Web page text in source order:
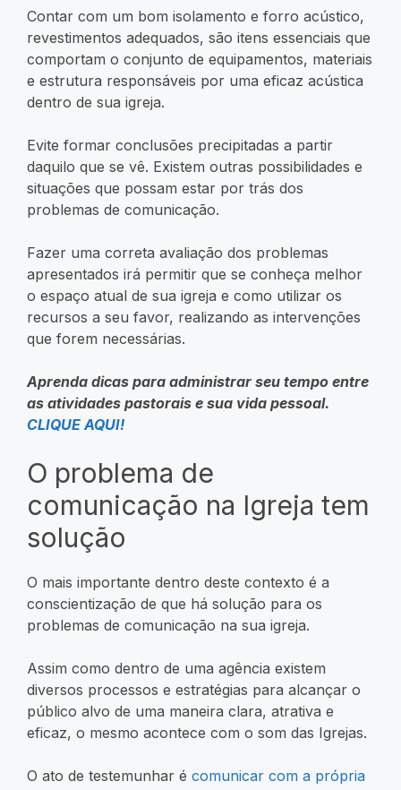
Contar com um bom isolamento e forro acústico,
revestimentos adequados, são itens essenciais que
comportam o conjunto de equipamentos, materiais
e estrutura responsáveis por uma eficaz acústica
dentro de sua igreja.
Evite formar conclusões precipitadas a partir
daquilo que se vê. Existem outras possibilidades e
situações que possam estar por trás dos
problemas de comunicação.
Fazer uma correta avaliação dos problemas
apresentados irá permitir que se conheça melhor
o espaço atual de sua igreja e como utilizar os
recursos a seu favor, realizando as intervenções
que forem necessárias.
Aprenda dicas para administrar seu tempo entre
as atividades pastorais e sua vida pessoal.
CLIQUE AQUI!
O problema de
comunicação na Igreja tem
solução
O mais importante dentro deste contexto é a
conscientização de que há solução para os
problemas de comunicação na sua igreja.
Assim como dentro de uma agência existem
diversos processos e estratégias para alcançar o
público alvo de uma maneira clara, atrativa e
eficaz, o mesmo acontece com o som das Igrejas.
O ato de testemunhar é comunicar com a própria